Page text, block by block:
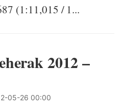
(1:11,015 / 1...
2012 –
05-26 00:00